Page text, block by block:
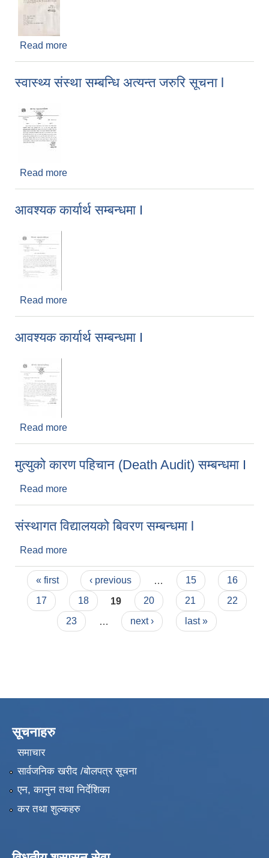
Read more
स्वास्थ्य संस्था सम्बन्धि अत्यन्त जरुरि सूचना l
Read more
आवश्यक कार्यार्थ सम्बन्धमा I
Read more
आवश्यक कार्यार्थ सम्बन्धमा I
Read more
मुत्युको कारण पहिचान (Death Audit) सम्बन्धमा I
Read more
संस्थागत विद्यालयको बिवरण सम्बन्धमा l
Read more
Pages
« first ‹ previous 15
16
17
18 19 20 21
22
23
next › last »
सूचनाहरु
समाचार
सार्वजनिक खरीद /बोलपत्र सूचना
एन, कानुन तथा निर्देशिका
कर तथा शुल्कहरु